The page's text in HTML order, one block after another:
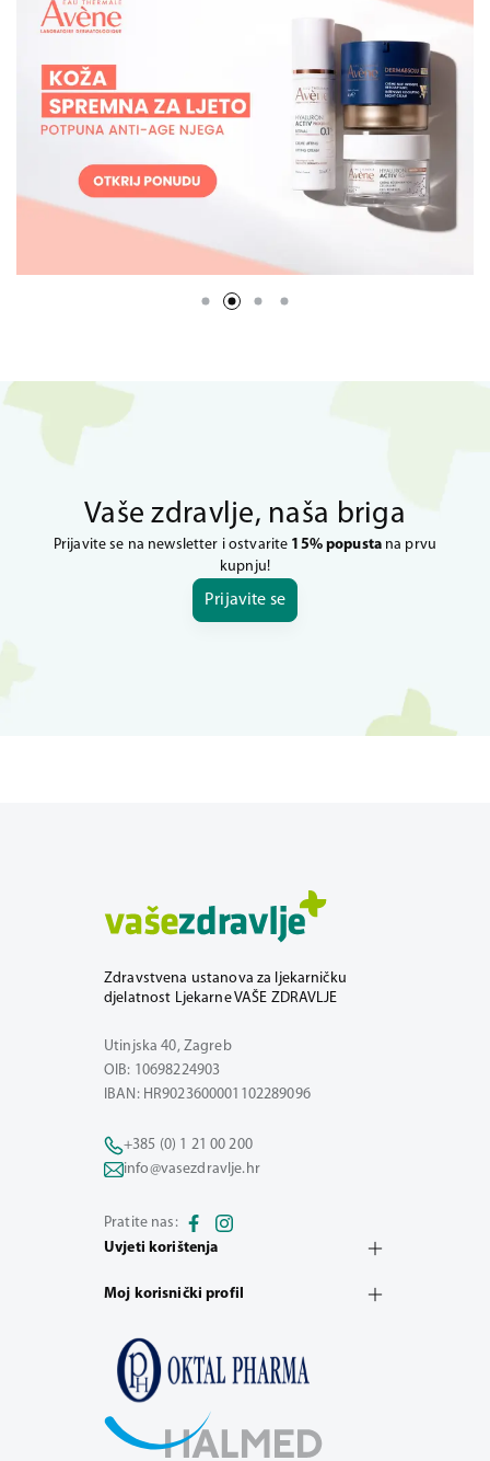
Vaše zdravlje, naša briga
Prijavite se na newsletter i ostvarite 15% popustana prvu
kupnju!
Prijavite se
Zdravstvena ustanova za ljekarničku
djelatnost Ljekarne VAŠE ZDRAVLJE
Utinjska 40, Zagreb
OIB: 10698224903
IBAN: HR9023600001102289096
+385 (0) 1 21 00 200
info@vasezdravlje.hr
Pratite nas:
Uvjeti korištenja
Moj korisnički profil